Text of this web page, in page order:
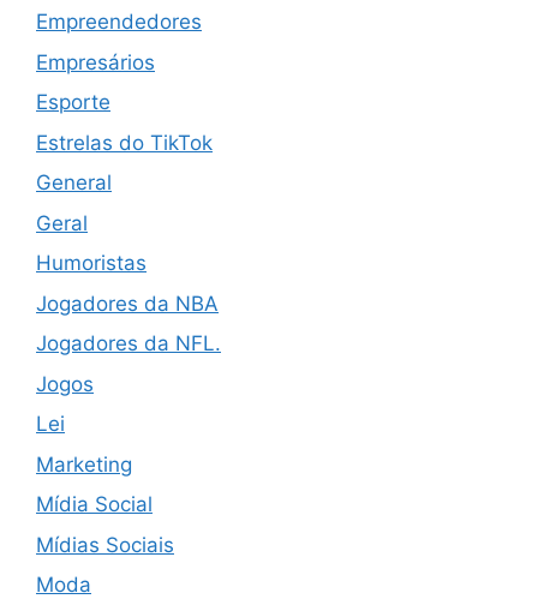
Empreendedores
Empresários
Esporte
Estrelas do TikTok
General
Geral
Humoristas
Jogadores da NBA
Jogadores da NFL.
Jogos
Lei
Marketing
Mídia Social
Mídias Sociais
Moda